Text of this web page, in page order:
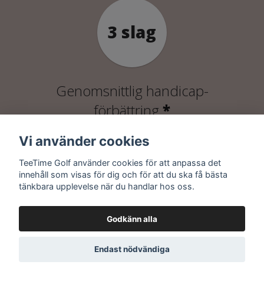
Genomsnittlig handicap-
förbättring*
Av kunderna rekommenderar oss
Vi använder cookies
TeeTime Golf använder cookies för att anpassa det
innehåll som visas för dig och för att du ska få bästa
tänkbara upplevelse när du handlar hos oss.
Godkänn alla
Endast nödvändiga